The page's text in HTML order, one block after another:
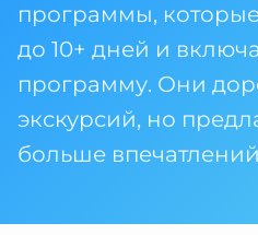
программы, которые
до 10+ дней и
программу. Они
экскурсий, но
больше